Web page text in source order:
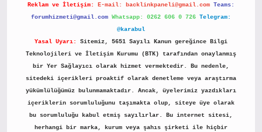
Reklam ve İletişim: E-mail: backlinkpaneli@gmail.com Teams:
forumhizmeti@gmail.com Whatsapp: 0262 606 0 726 Telegram:
@karabul
Yasal Uyarı:
Sitemiz, 5651 Sayılı Kanun gereğince Bilgi
Teknolojileri ve İletişim Kurumu (BTK) tarafından onaylanmış
bir Yer Sağlayıcı olarak hizmet vermektedir. Bu nedenle,
sitedeki içerikleri proaktif olarak denetleme veya araştırma
yükümlülüğümüz bulunmamaktadır. Ancak, üyelerimiz yazdıkları
içeriklerin sorumluluğunu taşımakta olup, siteye üye olarak
bu sorumluluğu kabul etmiş sayılırlar. Bu internet sitesi,
herhangi bir marka, kurum veya şahıs şirketi ile hiçbir